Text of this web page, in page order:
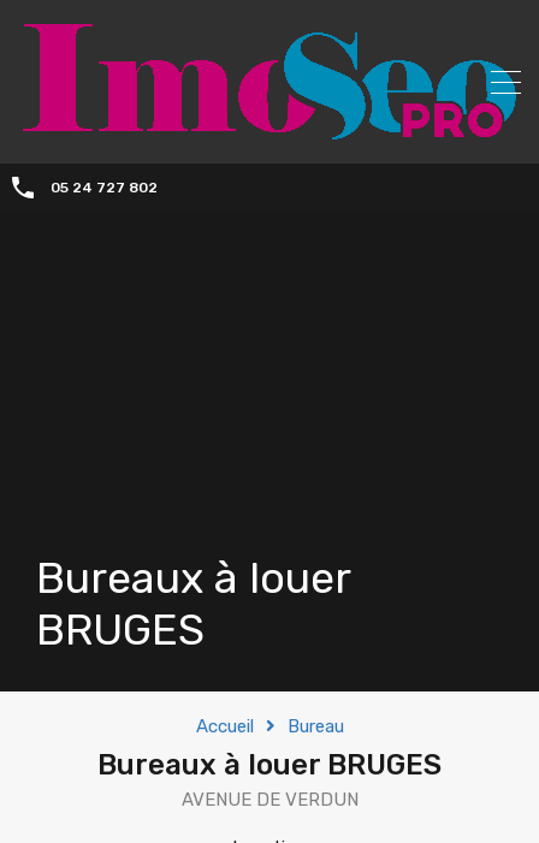
05 24 727 802
Bureaux à louer
BRUGES
Accueil Bureau
Bureaux à louer BRUGES
AVENUE DE VERDUN